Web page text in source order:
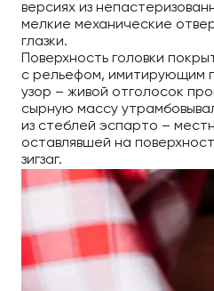
версиях из
мелкие механические
глазки.
Поверхность головки
с рельефом, имитирующим
узор – живой отголосок
сырную массу
из стеблей эспарто –
оставлявшей на
зигзаг.